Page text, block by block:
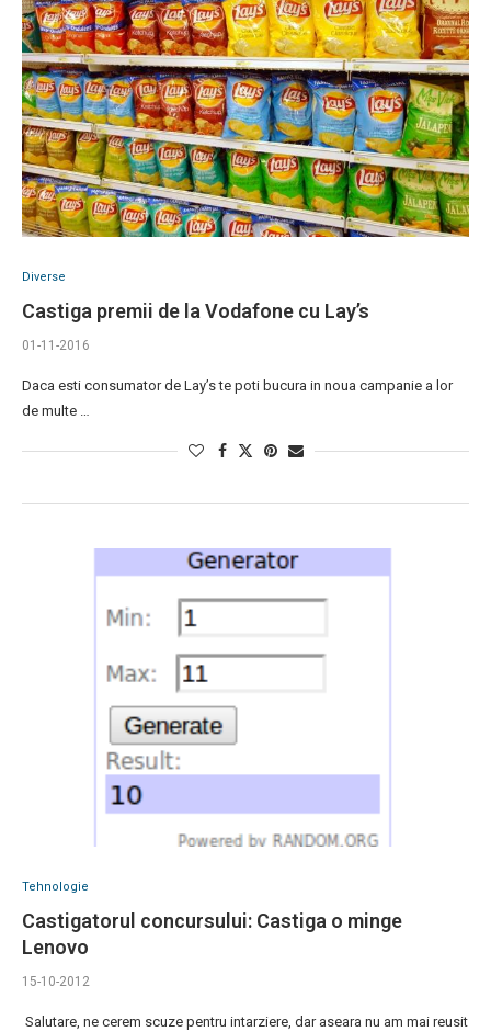
Diverse
Castiga premii de la Vodafone cu Lay’s
01-11-2016
Daca esti consumator de Lay’s te poti bucura in noua campanie a lor
de multe …
Tehnologie
Castigatorul concursului: Castiga o minge
Lenovo
15-10-2012
Salutare, ne cerem scuze pentru intarziere, dar aseara nu am mai reusit